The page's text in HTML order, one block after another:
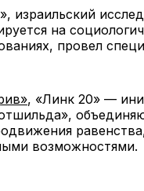
израильский
на
провел
, «Линк 20» —
возможностями.